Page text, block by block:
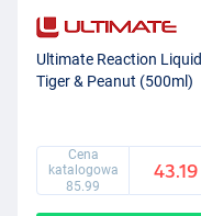
Ultimate Reaction Liquid
Tiger & Peanut (500ml)
Cena
katalogowa
85.99
43.19